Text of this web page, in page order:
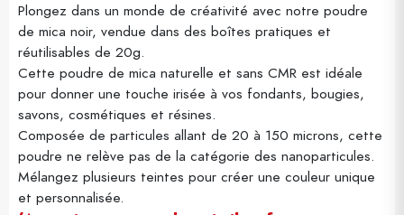
Plongez dans un monde de créativité avec notre poudre
de mica noir, vendue dans des boîtes pratiques et
réutilisables de 20g.
Cette poudre de mica naturelle et sans CMR est idéale
pour donner une touche irisée à vos fondants, bougies,
savons, cosmétiques et résines.
Composée de particules allant de 20 à 150 microns, cette
poudre ne relève pas de la catégorie des nanoparticules.
Mélangez plusieurs teintes pour créer une couleur unique
et personnalisée.